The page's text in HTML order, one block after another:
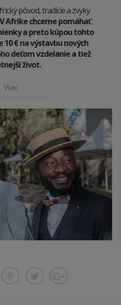
pôvod, tradície a zvyky
V Afrike chceme pomáhať
a preto kúpou tohto
10€na výstavbu nových
deťom vzdelanie a tiež
život.
Viac